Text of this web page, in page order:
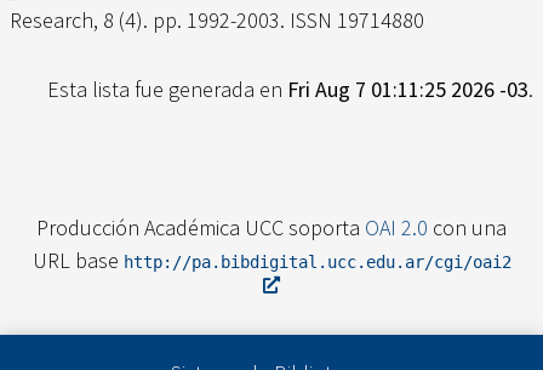
Research, 8 (4). pp. 1992-2003. ISSN 19714880
Esta lista fue generada en Fri Aug 7 01:11:25 2026 -03.
Producción Académica UCC soporta OAI 2.0 con una
URL base http://pa.bibdigital.ucc.edu.ar/cgi/oai2